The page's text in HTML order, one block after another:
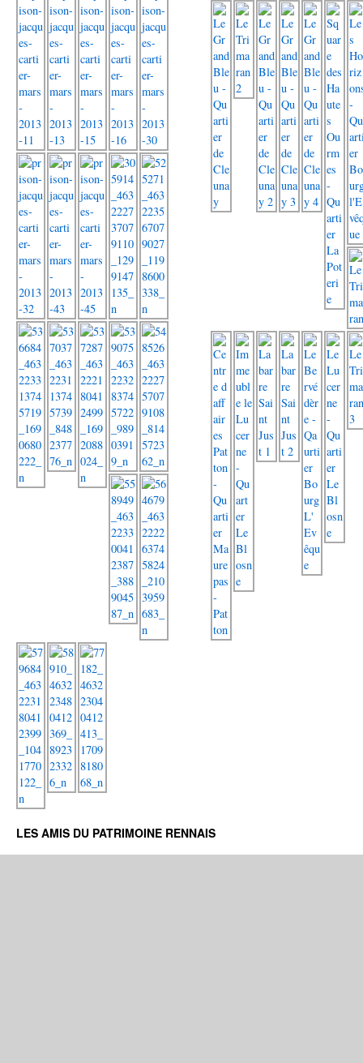
LES AMIS DU PATRIMOINE RENNAIS